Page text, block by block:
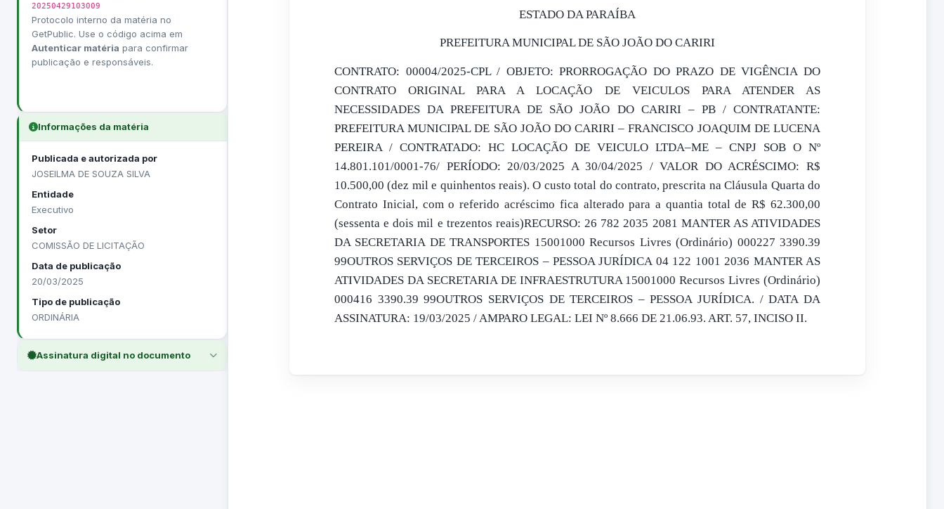
20250429103009
Protocolo interno da matéria no
GetPublic. Use o código acima em
Autenticar matéria para confirmar
publicação e responsáveis.
Informações da matéria
Publicada e autorizada por
JOSEILMA DE SOUZA SILVA
Entidade
Executivo
Setor
COMISSÃO DE LICITAÇÃO
Data de publicação
20/03/2025
Tipo de publicação
ORDINÁRIA
Assinatura digital no documento
ESTADO DA PARAÍBA
PREFEITURA MUNICIPAL DE SÃO JOÃO DO CARIRI
CONTRATO: 00004/2025-CPL / OBJETO: PRORROGAÇÃO DO PRAZO DE VIGÊNCIA DO
CONTRATO ORIGINAL PARA A LOCAÇÃO DE VEICULOS PARA ATENDER AS
NECESSIDADES DA PREFEITURA DE SÃO JOÃO DO CARIRI – PB / CONTRATANTE:
PREFEITURA MUNICIPAL DE SÃO JOÃO DO CARIRI – FRANCISCO JOAQUIM DE LUCENA
PEREIRA / CONTRATADO: HC LOCAÇÃO DE VEICULO LTDA–ME – CNPJ SOB O Nº
14.801.101/0001-76/ PERÍODO: 20/03/2025 A 30/04/2025 / VALOR DO ACRÉSCIMO: R$
10.500,00 (dez mil e quinhentos reais). O custo total do contrato, prescrita na Cláusula Quarta do
Contrato Inicial, com o referido acréscimo fica alterado para a quantia total de R$ 62.300,00
(sessenta e dois mil e trezentos reais)RECURSO: 26 782 2035 2081 MANTER AS ATIVIDADES
DA SECRETARIA DE TRANSPORTES 15001000 Recursos Livres (Ordinário) 000227 3390.39
99OUTROS SERVIÇOS DE TERCEIROS – PESSOA JURÍDICA 04 122 1001 2036 MANTER AS
ATIVIDADES DA SECRETARIA DE INFRAESTRUTURA 15001000 Recursos Livres (Ordinário)
000416 3390.39 99OUTROS SERVIÇOS DE TERCEIROS – PESSOA JURÍDICA. / DATA DA
ASSINATURA: 19/03/2025 / AMPARO LEGAL: LEI Nº 8.666 DE 21.06.93. ART. 57, INCISO II.